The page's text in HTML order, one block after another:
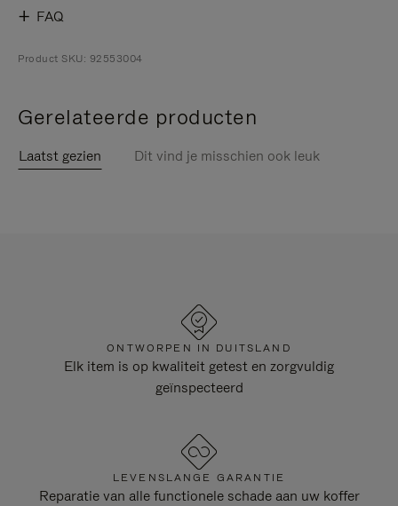
FAQ
Product SKU: 92553004
Gerelateerde producten
Laatst gezien Dit vind je misschien ook leuk
ONTWORPEN IN DUITSLAND
Elk item is op kwaliteit getest en zorgvuldig
geïnspecteerd
LEVENSLANGE GARANTIE
Reparatie van alle functionele schade aan uw koffer